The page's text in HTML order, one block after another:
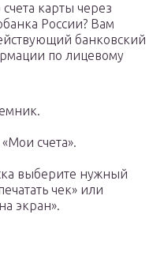
карты через
России? Вам
банковский
по лицевому
счета».
выберите нужный
чек» или
экран».